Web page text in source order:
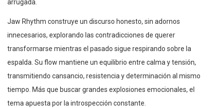
arrugada.
Jaw Rhythm construye un discurso honesto, sin adornos
innecesarios, explorando las contradicciones de querer
transformarse mientras el pasado sigue respirando sobre la
espalda. Su flow mantiene un equilibrio entre calma y tensión,
transmitiendo cansancio, resistencia y determinación al mismo
tiempo. Más que buscar grandes explosiones emocionales, el
tema apuesta por la introspección constante.